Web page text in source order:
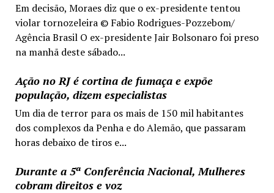
Em decisão, Moraes diz que o ex-presidente tentou
violar tornozeleira © Fabio Rodrigues-Pozzebom/
Agência Brasil O ex-presidente Jair Bolsonaro foi preso
na manhã deste sábado...
Ação no RJ é cortina de fumaça e expõe
população, dizem especialistas
Um dia de terror para os mais de 150 mil habitantes
dos complexos da Penha e do Alemão, que passaram
horas debaixo de tiros e...
Durante a 5ª Conferência Nacional, Mulheres
cobram direitos e voz